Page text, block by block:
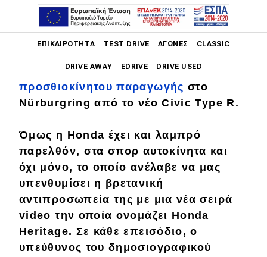
ΕΠΙΚΑΙΡΌΤΗΤΑ TEST DRIVE ΑΓΏΝΕΣ CLASSIC
DRIVE AWAY EDRIVE DRIVE USED
Main navigation
Επικαιρότητα
Νέα μοντέλα
Πρωτότυπα
Ελλάδα
Κόσμος
Τεχνολογία
Ασφάλεια
Αυτές τις μέρες το όνομα της Honda
επανακατάκτηση τουρεκόρ
προσθιοκίνητου παραγωγής στο
Nürburgring από το νέο Civic Type R.
Όμως η Honda έχει και λαμπρό
παρελθόν, στα σπορ αυτοκίνητα και
όχι μόνο, το οποίο ανέλαβε να μας
υπενθυμίσει η βρετανική
αντιπροσωπεία της με μια νέα σειρά
video την οποία ονομάζει Honda
Heritage. Σε κάθε επεισόδιο, ο
υπεύθυνος του δημοσιογραφικού